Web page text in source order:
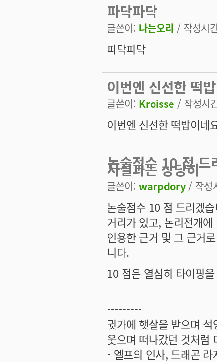
파닥파닥
글쓴이: 나는오리 / 작성시
파닥파닥
이번엔 신선한 떡
글쓴이: Kroisse / 작성시
이번엔 신선한 떡밥이네
논술점수 10 점 드
사실과는 상당히
글쓴이: warpdory / 작성
논술점수 10 점 드리겠
거리가 있고, 논리전개
인용한 근거 및 그 근거
니다.
10 점은 열심히 타이핑
---------
귓가에 햇살을 받으며
웃으며 떠나갔던 것처럼
- 엘프의 인사, 드래곤 라